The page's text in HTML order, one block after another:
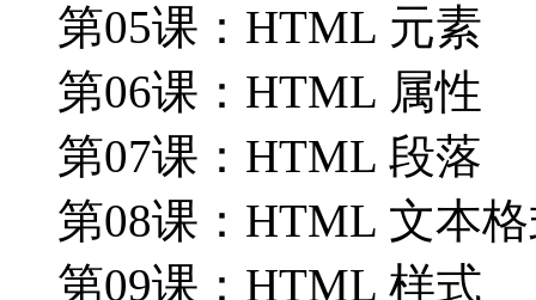
第05课：HTML 元素
第06课：HTML 属性
第07课：HTML 段落
第08课：HTML 文本
第09课：HTML 样式